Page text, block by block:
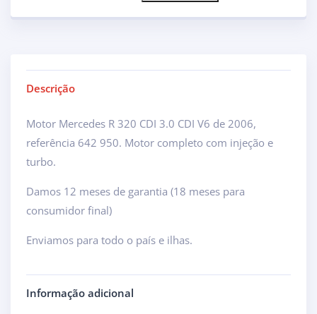
Descrição
Motor Mercedes R 320 CDI 3.0 CDI V6 de 2006,
referência 642 950. Motor completo com injeção e
turbo.
Damos 12 meses de garantia (18 meses para
consumidor final)
Enviamos para todo o país e ilhas.
Informação adicional